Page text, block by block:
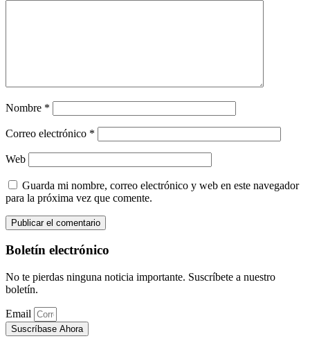
Nombre *
Correo electrónico *
Web
Guarda mi nombre, correo electrónico y web en este navegador
para la próxima vez que comente.
Boletín electrónico
No te pierdas ninguna noticia importante. Suscríbete a nuestro
boletín.
Email
Suscríbase Ahora